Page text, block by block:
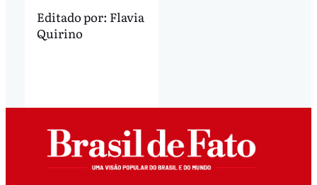
Editado por: Flavia
Quirino